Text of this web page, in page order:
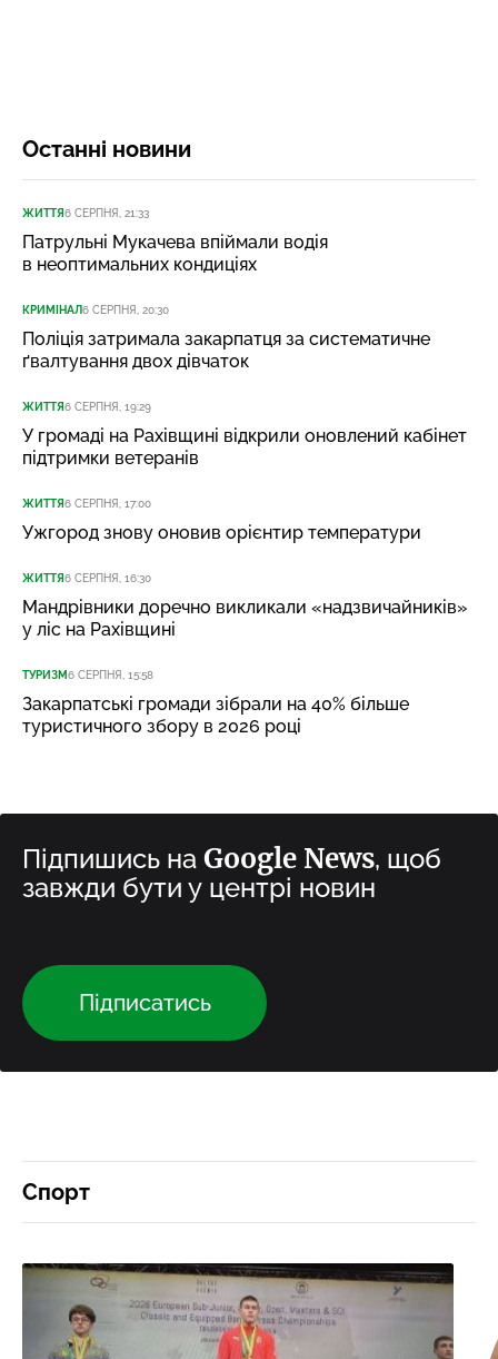
Останні новини
ЖИТТЯ6 СЕРПНЯ, 21:33
Патрульні Мукачева впіймали водія
в неоптимальних кондиціях
КРИМІНАЛ6 СЕРПНЯ, 20:30
Поліція затримала закарпатця за систематичне
ґвалтування двох дівчаток
ЖИТТЯ6 СЕРПНЯ, 19:29
У громаді на Рахівщині відкрили оновлений кабінет
підтримки ветеранів
ЖИТТЯ6 СЕРПНЯ, 17:00
Ужгород знову оновив орієнтир температури
ЖИТТЯ6 СЕРПНЯ, 16:30
Мандрівники доречно викликали «надзвичайників»
у ліс на Рахівщині
ТУРИЗМ6 СЕРПНЯ, 15:58
Закарпатські громади зібрали на 40% більше
туристичного збору в 2026 році
Підпишись на Google News, щоб
завжди бути у центрі новин
Підписатись
Спорт